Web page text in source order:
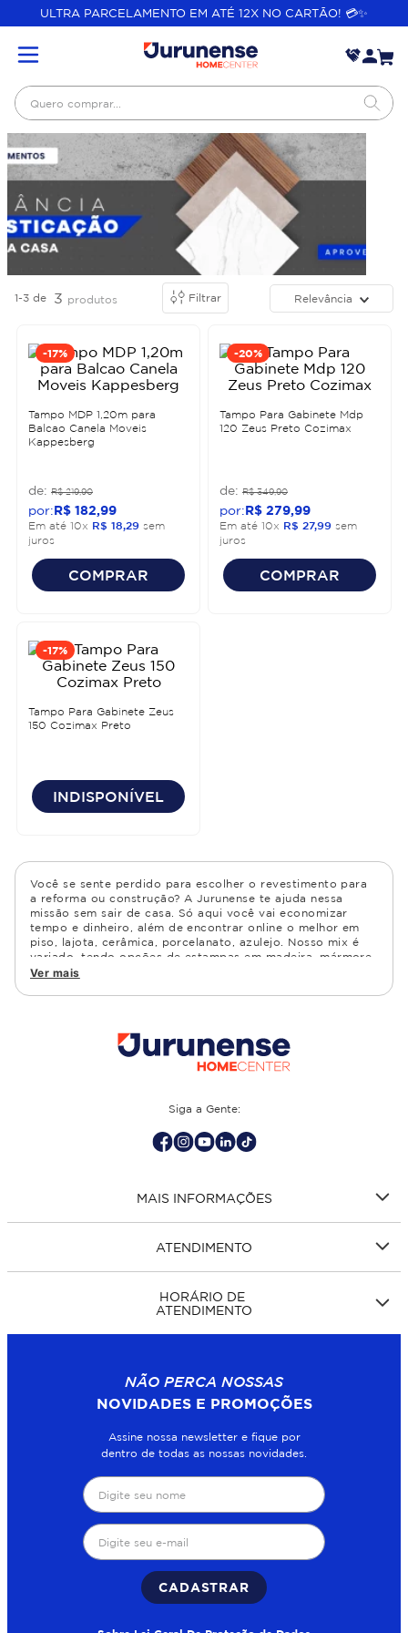
ULTRA PARCELAMENTO EM ATÉ 12X NO CARTÃO! 💳✨
Quero comprar...
1-3 de 3 produtos Filtrar Relevância
-17%
Tampo MDP 1,20m para
Balcao Canela Moveis
Kappesberg
R$ 219,90
R$ 182 99
Em até 10x R$ 18 29 sem
juros
COMPRAR
-20%
Tampo Para Gabinete Mdp
120 Zeus Preto Cozimax
R$ 349,90
R$ 279 99
Em até 10x R$ 27,99 sem
juros
COMPRAR
-17%
Tampo Para Gabinete Zeus
150 Cozimax Preto
INDISPONÍVEL
Você se sente perdido para escolher o revestimento para
a reforma ou construção? A Jurunense te ajuda nessa
missão sem sair de casa. Só aqui você vai economizar
tempo e dinheiro, além de encontrar online o melhor em
piso, lajota, cerâmica, porcelanato, azulejo. Nosso mix é
variado, tendo opções de estampas em madeira, mármore,
granito, cimento, geométrico, e muito mais Confira as
cozinha, quarto, sala de estar.
Ver mais
Siga a Gente:
MAIS INFORMAÇÕES
ATENDIMENTO
HORÁRIO DE
ATENDIMENTO
NÃO PERCA NOSSAS
NOVIDADES E PROMOÇÕES
Assine nossa newsletter e fique por
dentro de todas as nossas novidades.
CADASTRAR